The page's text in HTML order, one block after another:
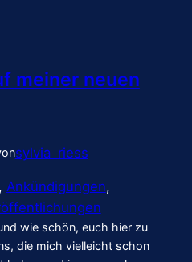
meiner neuen
sylvia_riess
, Ankündigungen
wie schön, euch hier zu
die mich vielleicht schon